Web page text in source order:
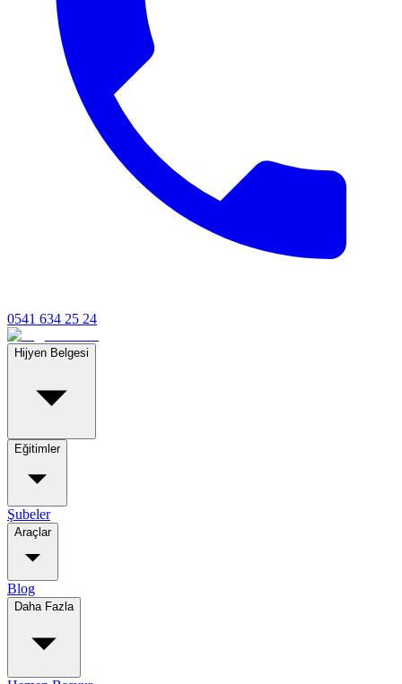
0541 634 25 24
Hijyen Belgesi
Eğitimler
Şubeler
Araçlar
Blog
Daha Fazla